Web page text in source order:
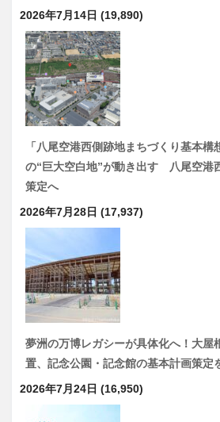
2026年7月14日 (19,890)
「八尾空港西側跡地まちづくり基本
の“巨大空白地”が動き出す 八尾空港
策定へ
2026年7月28日 (17,937)
夢洲の万博レガシーが具体化へ！大屋
置、記念公園・記念館の基本計画策定
2026年7月24日 (16,950)